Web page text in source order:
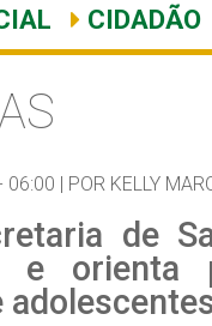
CIDADÃO
06:00 | POR KELLY
de
e orienta